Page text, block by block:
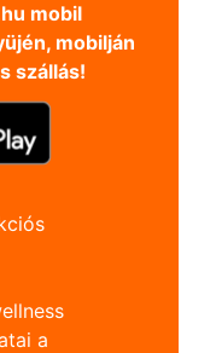
mobil
mobilján
szállás!
a